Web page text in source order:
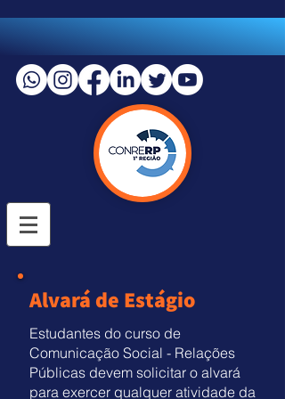
Alvará de Estágio
Estudantes do curso de
Comunicação Social - Relações
Públicas devem solicitar o alvará
para exercer qualquer atividade da